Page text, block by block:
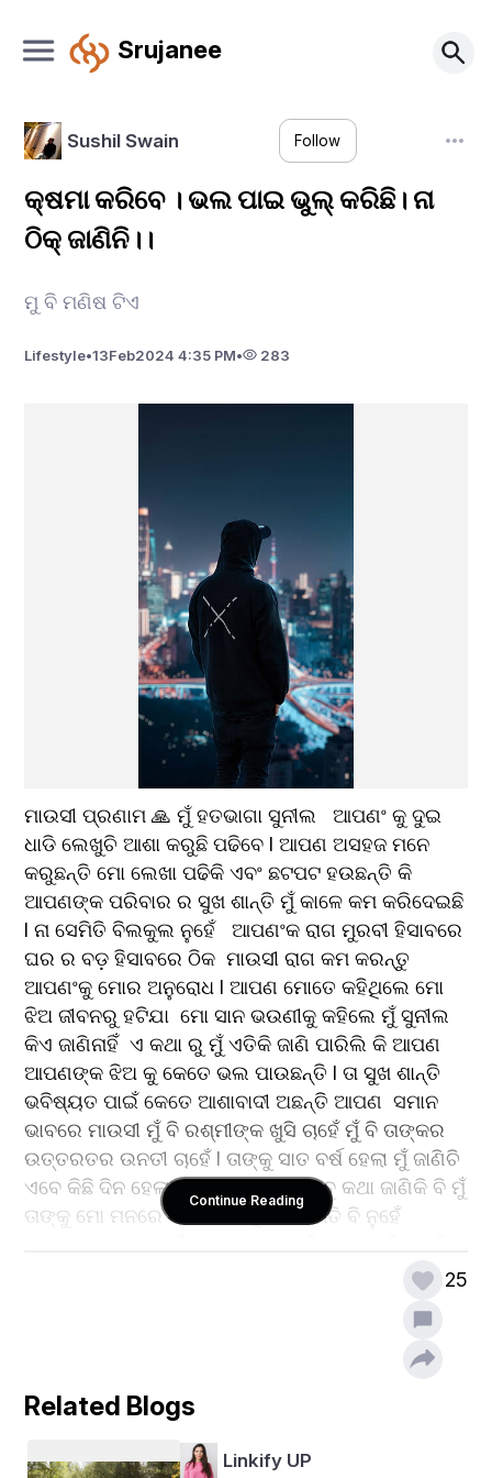
Srujanee
Sushil Swain Follow
କ୍ଷମା କରିବେ । ଭଲ ପାଇ ଭୁଲ୍ କରିଛି। ନା
ଠିକ୍ ଜାଣିନି।।
ମୁ ବି ମଣିଷ ଟିଏ
Lifestyle•13Feb2024 4:35 PM• 283
ମାଉସୀ ପ୍ରଣାମ 🙏 ମୁଁ ହତଭାଗା ସୁନୀଲ   ଆପଣଂ କୁ ଦୁଇ
ଧାଡି ଲେଖୁଚି ଆଶା କରୁଛି ପଢିବେ l ଆପଣ ଅସହଜ ମନେ
କରୁଛନ୍ତି ମୋ ଲେଖା ପଢିକି ଏବଂ ଛଟପଟ ହଉଛନ୍ତି କି
ଆପଣଙ୍କ ପରିବାର ର ସୁଖ ଶାନ୍ତି ମୁଁ କାଳେ କମ କରିଦେଇଛି
l ନା ସେମିତି ବିଲକୁଲ ନୁହେଁ   ଆପଣଂକ ରାଗ ମୁରବୀ ହିସାବରେ
ଘର ର ବଡ଼ ହିସାବରେ ଠିକ  ମାଉସୀ ରାଗ କମ କରନ୍ତୁ
ଆପଣଂକୁ ମୋର ଅନୁରୋଧ l ଆପଣ ମୋତେ କହିଥିଲେ ମୋ
ଝିଅ ଜୀବନରୁ ହଟିଯା  ମୋ ସାନ ଭଉଣୀକୁ କହିଲେ ମୁଁ ସୁନୀଲ
କିଏ ଜାଣିନାହିଁ  ଏ କଥା ରୁ ମୁଁ ଏତିକି ଜାଣି ପାରିଲି କି ଆପଣ
ଆପଣଙ୍କ ଝିଅ କୁ କେତେ ଭଲ ପାଉଛନ୍ତି l ତା ସୁଖ ଶାନ୍ତି
ଭବିଷ୍ୟତ ପାଇଁ କେତେ ଆଶାବାଦୀ ଅଛନ୍ତି ଆପଣ  ସମାନ
ଭାବରେ ମାଉସୀ ମୁଁ ବି ରଶ୍ମୀଙ୍କ ଖୁସି ଚାହେଁ ମୁଁ ବି ତାଙ୍କର
ଉତ୍ତରତର ଉନତୀ ଚାହେଁ l ତାଙ୍କୁ ସାତ ବର୍ଷ ହେଲା ମୁଁ ଜାଣିଚି
ଏବେ କିଛି ଦିନ ହେଲା ଭଲ ପାଇ ବସିଲି  ସବୁ କଥା ଜାଣିକି ବି ମୁଁ
ତାଙ୍କୁ ମୋ ମନରେ ଜାଗା ଦେଇଥିଲି   ଏମିତି ବି ନୁହେଁ
ସେମିତିଆ ପିଲା ବିଲକୁଲ ନୁହେଁ  ଆପଣଂକ ଝିଅ ଙ୍କୁ ପଚାରିବେ
ପଚାରିବେ ସେ କହିବେ ମୁଁ ଭଦ୍ର କି ଅଭଦ୍ର   ମୋ ବାପା ମା
ଙ୍କୁ ପଚାରିବେ ସେ କହିବେ ମୁଁ ଶ୍ରବଣ କୁମାର ନୁହେଁ ମୁଁ ସୁନୀଲ
ଯଦି ସେ ଛଳ ନକରି କହିବେ  ତେବେ ଜାଣିବେ ମୁଁ କିଏ  ଆପଣ
ସେଦିନ ମୋତେ କହିଲେ ହେଇରେ ପୁଅ ତୋର "ବାପା ମା
ନାହାନ୍ତି" ଆମ ବାପା ମା ଦୁଇ ଜଣଙ୍କୁ ମାରିଦେବ  ଏହା କଥା
Continue Reading
25
Related Blogs
Linkify UP